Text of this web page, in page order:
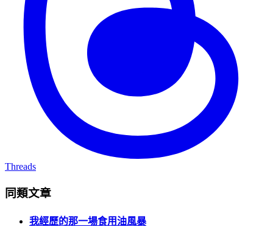
Threads
同類文章
我經歷的那一場食用油風暴